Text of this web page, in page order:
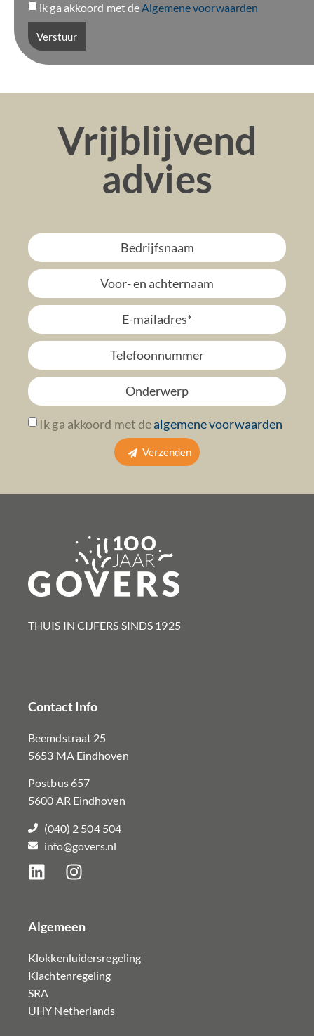
ik ga akkoord met deAlgemene voorwaarden
Verstuur
Vrijblijvend
advies
Ik ga akkoord met dealgemene voorwaarden
Verzenden
THUIS IN CIJFERS SINDS 1925​
Contact Info
Beemdstraat 25
5653 MA Eindhoven
Postbus 657
5600 AR Eindhoven
(040) 2 504 504
info@govers.nl
Algemeen
Klokkenluidersregeling
Klachtenregeling
SRA
UHY Netherlands